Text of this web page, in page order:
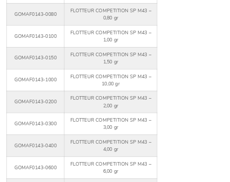
GOMAF0143-0080
FLOTTEUR COMPETITION SP M43 –
0,80 gr
GOMAF0143-0100
FLOTTEUR COMPETITION SP M43 –
1,00 gr
GOMAF0143-0150
FLOTTEUR COMPETITION SP M43 –
1,50 gr
GOMAF0143-1000
FLOTTEUR COMPETITION SP M43 –
10,00 gr
GOMAF0143-0200
FLOTTEUR COMPETITION SP M43 –
2,00 gr
GOMAF0143-0300
FLOTTEUR COMPETITION SP M43 –
3,00 gr
GOMAF0143-0400
FLOTTEUR COMPETITION SP M43 –
4,00 gr
GOMAF0143-0600
FLOTTEUR COMPETITION SP M43 –
6,00 gr